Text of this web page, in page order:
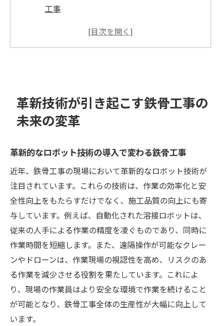
工事
AIによる鉄骨工事の設計プロセスの最適化
革新技術が実現する安全性向上とリスク管
理
新素材がもたらす鉄骨工事の持続可能な革命
環境に優しい新素材の導入が叶える持続可
能な鉄骨工事
高強度軽量素材で実現する新しい建築デザ
イン
リサイクル素材の活用と循環型社会の実現
耐久性を高める最新合金の特徴と応用
新素材が鉄骨工事のエネルギー効率を向上
させる方法
持続可能な鉄骨工事を支える新素材の選び
革新技術が引き起こす鉄骨工事の
未来の変革
革新的なロボット技術の導入で変わる鉄骨工事
近年、鉄骨工事の現場において革新的なロボット技術が
注目されています。これらの技術は、作業の効率化と安
全性向上をもたらすだけでなく、施工品質の向上にも寄
与しています。例えば、自動化された溶接ロボットは、
従来の人手による作業の精度を凌ぐものであり、同時に
作業時間を短縮します。また、遠隔操作が可能なクレー
ンやドローンは、作業現場の視認性を高め、リスクのあ
る作業を減少させる役割を果たしています。これによ
り、現場の作業員はより安全な環境で作業を続けること
が可能となり、鉄骨工事全体の生産性が大幅に向上して
います。